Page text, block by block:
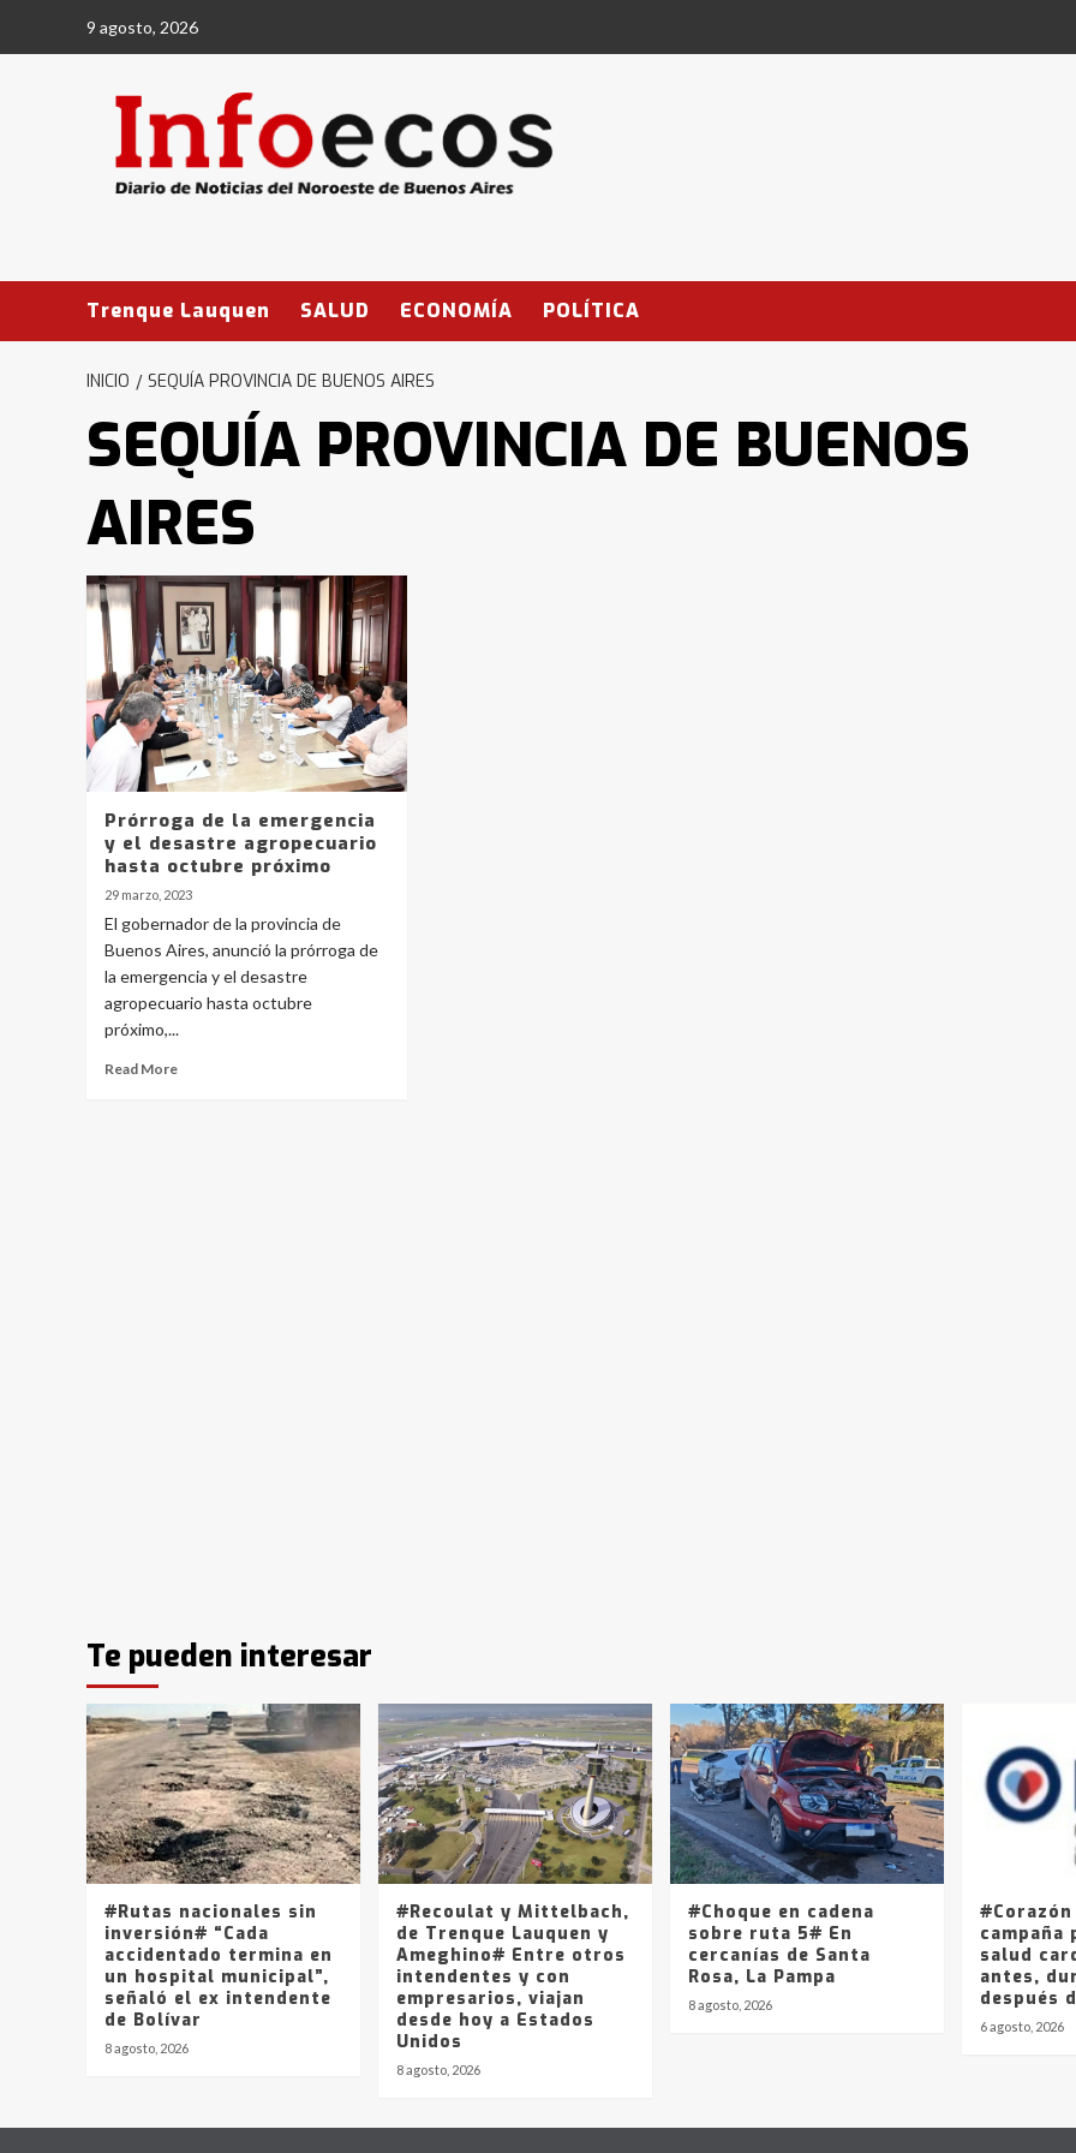
9 agosto, 2026
Trenque Lauquen SALUD ECONOMÍA POLÍTICA
INICIO SEQUÍA PROVINCIA DE BUENOS AIRES
SEQUÍA PROVINCIA DE BUENOS
AIRES
Prórroga de la emergencia
y el desastre agropecuario
hasta octubre próximo
29 marzo, 2023
El gobernador de la provincia de
Buenos Aires, anunció la prórroga de
la emergencia y el desastre
agropecuario hasta octubre
próximo,...
Read More
Te pueden interesar
#Rutas nacionales sin
inversión# “Cada
accidentado termina en
un hospital municipal”,
señaló el ex intendente
de Bolívar
8 agosto, 2026
#Recoulat y Mittelbach,
de Trenque Lauquen y
Ameghino# Entre otros
intendentes y con
empresarios, viajan
desde hoy a Estados
Unidos
8 agosto, 2026
#Choque en cadena
sobre ruta 5# En
cercanías de Santa
Rosa, La Pampa
8 agosto, 2026
#Corazón
campaña
salud
antes,
después
6 agosto, 2026